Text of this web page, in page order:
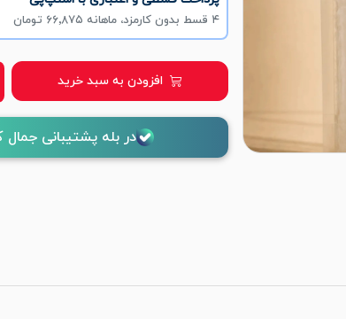
۴ قسط بدون کارمزد، ماهانه ۶۶٬۸۷۵ تومان
افزودن به سبد خرید
در بله پشتیبانی جمال